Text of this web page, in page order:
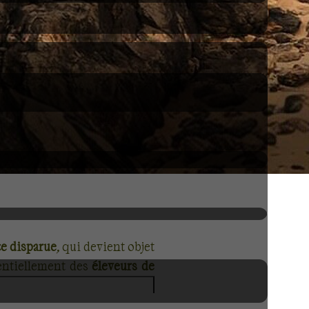
disparue, qui devient objet
des éleveurs de
d'eau et du gibier !